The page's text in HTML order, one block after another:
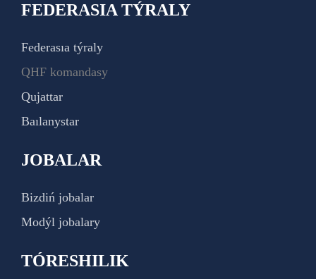
FEDERASIA TÝRALY
Federasıa týraly
QHF komandasy
Qujattar
Baılanystar
JOBALAR
Bizdiń jobalar
Modýl jobalary
TÓRESHILIK